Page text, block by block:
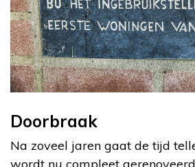
Doorbraak
Na zoveel jaren gaat de tijd
wordt nu compleet